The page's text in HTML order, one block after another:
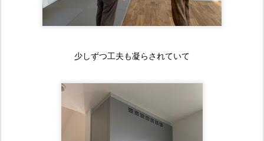
少しずつ工夫も凝らされていて